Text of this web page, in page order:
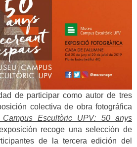
de participar como autor de tres
colectiva de obra fotográfica
Campus Escultòric UPV: 50 anys
recoge una selección de
de la tercera edición del